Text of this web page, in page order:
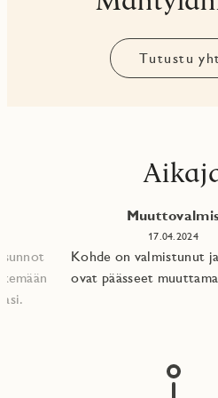
Tutustu
17.04.2024
Kohde on valmistunut
ovat päässeet